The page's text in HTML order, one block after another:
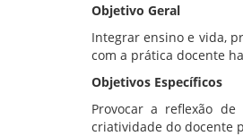
Objetivo Geral
Integrar ensino e vida,
com a prática docente
Objetivos Específicos
Provocar a reflexão
criatividade do docente